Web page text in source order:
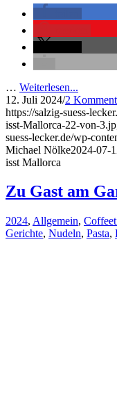
… Weiterlesen...
12. Juli 2024/2
https://salzig-suess-
isst-Mallorca-22-von-
suess-lecker.de/wp-
Michael Nölke2024-07-
isst Mallorca
Zu Gast am
2024, Allgemein,
Gerichte, Nudeln, Pasta,